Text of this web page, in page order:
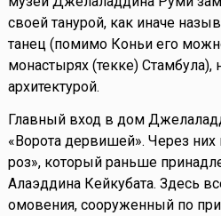
своей танурой, как иначе
танец (помимо Коньи его
монастырях (текке)
архитектурой.
Главный вход в дом
«Ворота дервишей». Через
роз», который раньше
Алаэддина Кейкубата. Здесь
омовения, сооруженный по